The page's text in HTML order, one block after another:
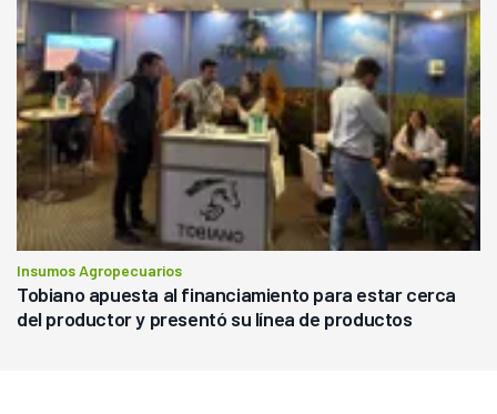
Insumos Agropecuarios
Tobiano apuesta al financiamiento para estar cerca
del productor y presentó su línea de productos